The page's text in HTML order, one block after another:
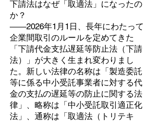
下請法はなぜ「取適法」になったの
か？
――2026年1月1日、長年にわたって
企業間取引のルールを定めてきた
「下請代金支払遅延等防止法（下請
法）」が大きく生まれ変わりまし
た。新しい法律の名称は「製造委託
等に係る中小受託事業者に対する代
金の支払の遅延等の防止に関する法
律」、略称は「中小受託取引適正化
法」、通称は「取適法（トリテキ